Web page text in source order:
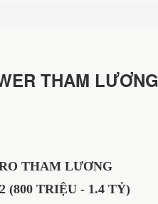
THAM LƯƠNG
THAM LƯƠNG
TRIỆU - 1.4 TỶ)